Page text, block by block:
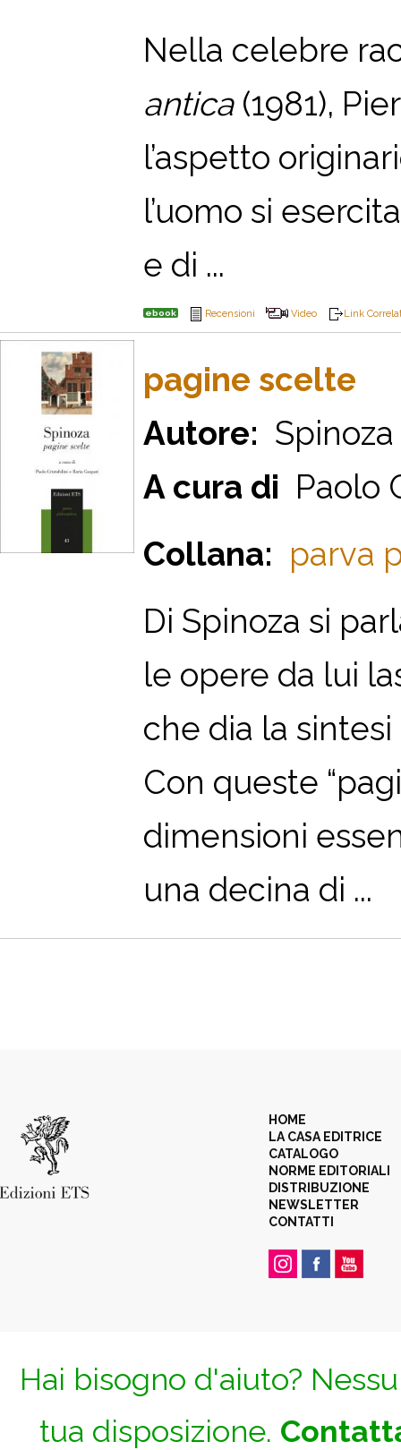
Nella celebre
antica(1981),
l’aspetto
l’uomo si
e di ...
ebook Recensioni Video Link
pagine scelte
Autore: Spinoza
A cura di Paolo
Collana: parva
Di Spinoza si
le opere da lui
che dia la
Con queste
dimensioni
una decina di ...
HOME
LA CASA EDITRICE
CATALOGO
NORME EDITORIALI
DISTRIBUZIONE
NEWSLETTER
CONTATTI
Hai bisogno d'aiuto?
tua disposizione.